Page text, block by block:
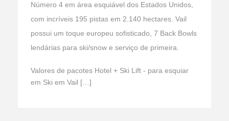
Número 4 em área esquiável dos Estados Unidos,
com incríveis 195 pistas em 2.140 hectares. Vail
possui um toque europeu sofisticado, 7 Back Bowls
lendárias para ski/snow e serviço de primeira.
Valores de pacotes Hotel + Ski Lift - para esquiar
em Ski em Vail […]